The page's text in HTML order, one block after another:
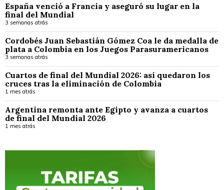
España venció a Francia y aseguró su lugar en la
final del Mundial
3 semanas atrás
Cordobés Juan Sebastián Gómez Coa le da medalla de
plata a Colombia en los Juegos Parasuramericanos
3 semanas atrás
Cuartos de final del Mundial 2026: así quedaron los
cruces tras la eliminación de Colombia
1 mes atrás
Argentina remonta ante Egipto y avanza a cuartos
de final del Mundial 2026
1 mes atrás